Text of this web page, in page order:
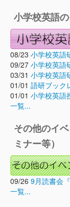
小学校英語
08/23 小学校英
09/27 小学校英
03/31 小学校英
01/01 語研ブック
01/01 小学校英語
一覧...
その他のイ
ミナー等）
09/26 9月読書会
一覧...